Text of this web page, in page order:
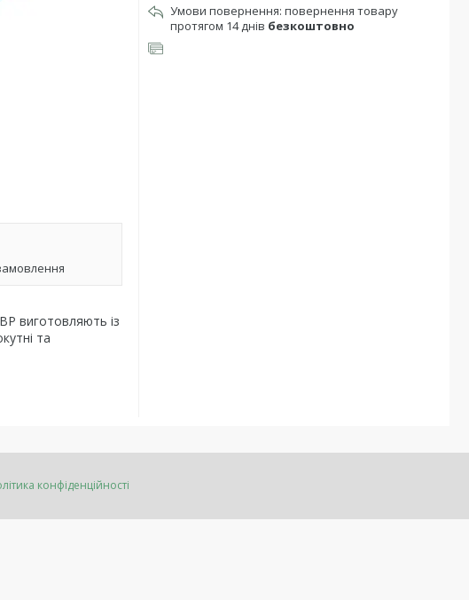
виготовляють із
та
повернення товару
протягом 14 днів безкоштовно
конфіденційності